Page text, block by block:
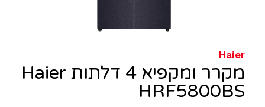
Haier
מקרר ומקפיא 4 דלתות Haier
HRF5800BS